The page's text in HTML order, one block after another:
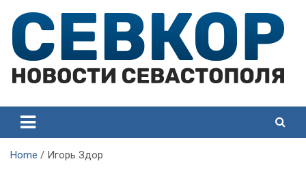
content
Севастополя
Севастополя
Home Игорь Здор